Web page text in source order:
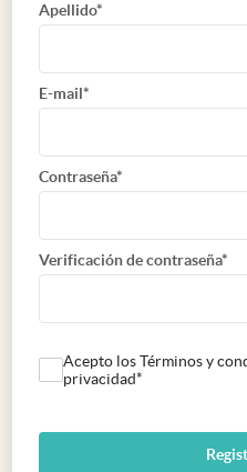
Apellido*
E-mail*
Contraseña*
Verificación de contraseña*
Acepto los Términos y
privacidad*